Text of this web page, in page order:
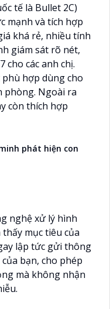
tế là Bullet 2C)
mạnh và tích hợp
khá rẻ, nhiều tính
giám sát rõ nét,
cho các anh chị.
phù hợp dùng cho
phòng. Ngoài ra
còn thích hợp
phát hiện con
nghệ xử lý hình
mục tiêu của
lập tức gửi thông
bạn, cho phép
mà không nhận